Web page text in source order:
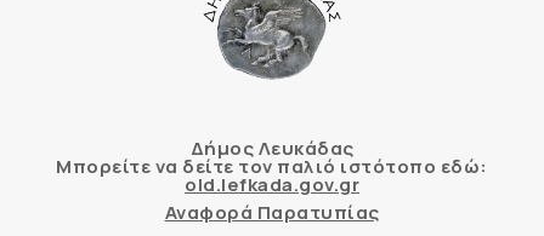
Δήμος Λευκάδας
Μπορείτε να δείτε τον παλιό ιστότοπο εδώ:
old.lefkada.gov.gr
Αναφορά Παρατυπίας